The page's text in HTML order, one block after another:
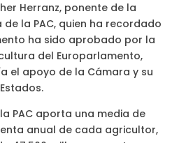
Herranz, ponente de la
la PAC, quien ha recordado
ha sido aprobado por la
del Europarlamento,
el apoyo de la Cámara y su
PAC aporta una media de
anual de cada agricultor,